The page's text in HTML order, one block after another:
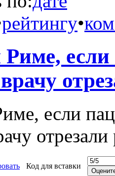
рейтингу•
если
Код для вставки